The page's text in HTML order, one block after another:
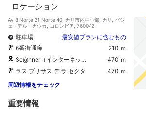
ロケーション
Av 8 Norte 21 Norte 40, カリ市内中心部, カリ, バジ
ェ・デル・カウカ, コロンビア, 760042
駐車場
最安値プランに含むもの
6番街通廊
210 ｍ
Sc@nner（インターネット）
470 ｍ
ラス ブリサス デ ラ セクタ
470 ｍ
周辺情報をチェック
重要情報